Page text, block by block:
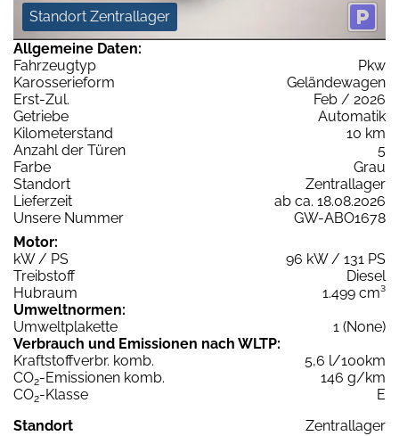
Standort Zentrallager
Allgemeine Daten:
Fahrzeugtyp
Pkw
Karosserieform
Geländewagen
Erst-Zul.
Feb / 2026
Getriebe
Automatik
Kilometerstand
10 km
Anzahl der Türen
5
Farbe
Grau
Standort
Zentrallager
Lieferzeit
ab ca. 18.08.2026
Unsere Nummer
GW-ABO1678
Motor:
kW / PS
96 kW / 131 PS
Treibstoff
Diesel
Hubraum
1.499 cm³
Umweltnormen:
Umweltplakette
1 (None)
Verbrauch und Emissionen nach WLTP:
Kraftstoffverbr. komb.
5,6 l/100km
CO2-Emissionen komb.
146 g/km
CO2-Klasse
E
Standort
Zentrallager